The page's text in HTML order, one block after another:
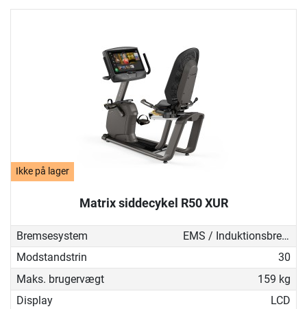
Ikke på lager
Matrix siddecykel R50 XUR
Bremsesystem
EMS / Induktionsbremse
Modstandstrin
30
Maks. brugervægt
159 kg
Display
LCD